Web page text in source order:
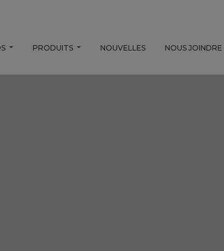
PRODUITS NOUVELLES NOUS JOINDRE